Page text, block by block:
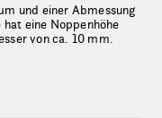
und einer Abmessung
eine Noppenhöhe
von ca. 10 mm.